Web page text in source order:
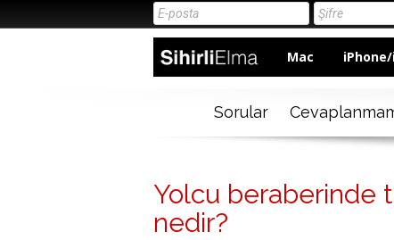
Mac
Sorular
Yolcu beraberinde
nedir?